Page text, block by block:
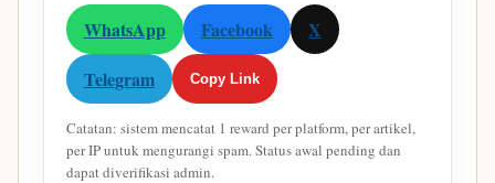
WhatsApp Facebook
X
Telegram
Copy Link
Catatan: sistem mencatat 1 reward per platform, per artikel,
per IP untuk mengurangi spam. Status awal pending dan
dapat diverifikasi admin.